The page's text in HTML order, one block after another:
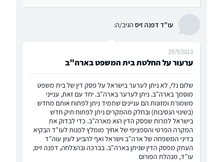
עו"ד דפנה זיס הגיב/ה:
ערעור על החלטת בית המשפט בארה"ב
29/9/2013
שלום נלי, לא ניתן לערער בישראל על פסק דין של בית משפט
מוסמך בארה"ב. ניתן לערער בארה"ב. יחד עם זאת, ענייני
משמורת ומזונות הם עניינים שתמיד ניתן לפתוח אותם מחדש
(בשינוי הנסיבות) ובחלק מהמקרים ניתן לפתוח תיק חדש
בישראל למרות שפסק הדין הוא מארה"ב. כדי לבדוק את
המקרה הפרטי והספציפי של אחיך מומלץ לפנות לעו"ד הבקיא
בדיני המשפחה של ארה"ב וישראל ואף להביע לעיון עוה"ד
העתק מפסק הדין שניתן בארה"ב. בברכה ובהצלחה, דפנה זיס,
עו"ד, מנהלת הפורום